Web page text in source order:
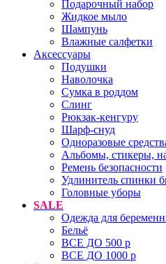
Подарочный набор
Жидкое мыло
Шампунь
Влажные салфетки
Аксессуары
Подушки
Наволочка
Сумка в роддом
Cлинг
Рюкзак-кенгуру
Шарф-снуд
Одноразовые
Альбомы, стикеры,
Ремень безопасности
Удлинитель спинки
Головные уборы
SALE
Одежда для
Бельё
ВСЕ ДО 500 р
ВСЕ ДО 1000 р